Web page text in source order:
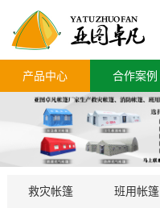
产品中心 合作案例
救灾帐篷 班用帐篷